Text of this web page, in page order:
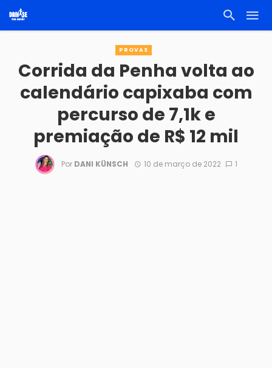
PROVAS
Corrida da Penha volta ao
calendário capixaba com
percurso de 7,1k e
premiação de R$ 12 mil
Por DANI KÜNSCH 10 de março de 2022 1